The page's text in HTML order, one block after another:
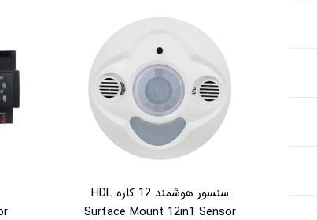
سنسور هوشمند 12 کاره HDL
Surface Mount 12in1 Sensor